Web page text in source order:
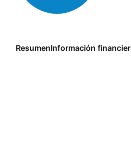
ResumenInformación